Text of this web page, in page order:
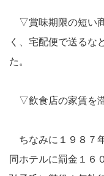
▽賞味期限の短い
く、宅配便で送るな
た。
▽飲食店の家賃を滞
ちなみに１９８７
同ホテルに罰金１６